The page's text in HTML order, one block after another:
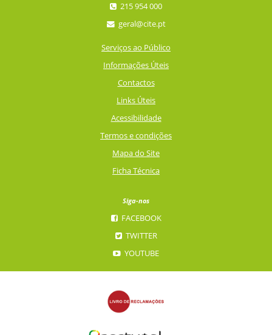
215 954 000
geral@cite.pt
Serviços ao Público
Informações Úteis
Contactos
Links Úteis
Acessibilidade
Termos e condições
Mapa do Site
Ficha Técnica
Siga-nos
FACEBOOK
TWITTER
YOUTUBE